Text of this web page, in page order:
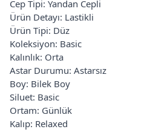
Cep Tipi: Yandan Cepli
Ürün Detayı: Lastikli
Ürün Tipi: Düz
Koleksiyon: Basic
Kalınlık: Orta
Astar Durumu: Astarsız
Boy: Bilek Boy
Siluet: Basic
Ortam: Günlük
Kalıp: Relaxed